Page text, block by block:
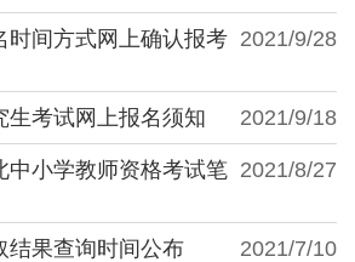
2021/9/28
时间方式网上确认报考
2021/9/18
生考试网上报名须知
2021/8/27
中小学教师资格考试笔
2021/7/10
结果查询时间公布